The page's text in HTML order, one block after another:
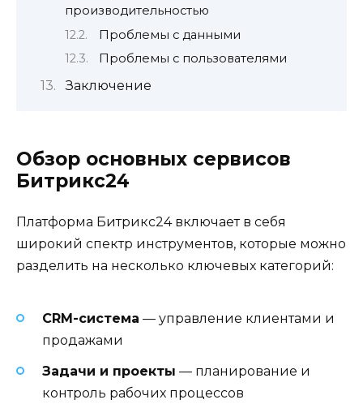
производительностью
Проблемы с данными
Проблемы с пользователями
Заключение
Обзор основных сервисов
Битрикс24
Платформа Битрикс24 включает в себя
широкий спектр инструментов, которые можно
разделить на несколько ключевых категорий:
CRM-система — управление клиентами и
продажами
Задачи и проекты — планирование и
контроль рабочих процессов